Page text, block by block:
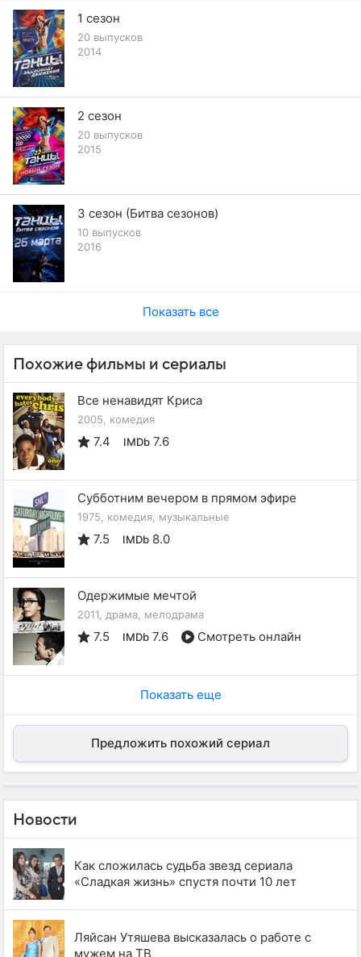
1 сезон
20 выпусков
2014
2 сезон
20 выпусков
2015
3 сезон (Битва сезонов)
10 выпусков
2016
Показать все
Похожие фильмы и сериалы
Все ненавидят Криса
2005, комедия
7.4 IMDb 7.6
Субботним вечером в прямом эфире
1975, комедия, музыкальные
7.5 IMDb 8.0
Одержимые мечтой
2011, драма, мелодрама
7.5 IMDb 7.6 Смотреть онлайн
Показать еще
Предложить похожий сериал
Новости
Как сложилась судьба звезд сериала
«Сладкая жизнь» спустя почти 10 лет
Ляйсан Утяшева высказалась о работе с
мужем на ТВ